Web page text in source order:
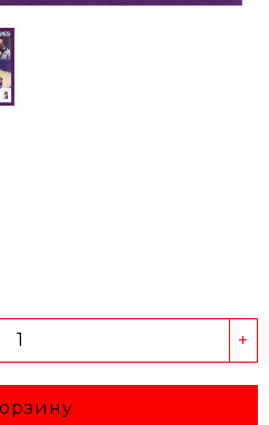
+